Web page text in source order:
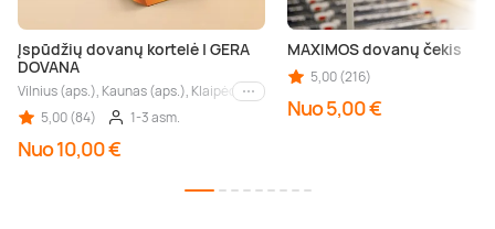
Įspūdžių dovanų kortelė | GERA
DOVANA
Vilnius (aps.), Kaunas (aps.), Klaipėda (aps.), Palanga (aps.), Nida (aps.),
Kiti miestai
5,00 (84)
1-3 asm.
Nuo 10,00 €
MAXIMOS dovanų čekis
5,00 (216)
Nuo 5,00 €